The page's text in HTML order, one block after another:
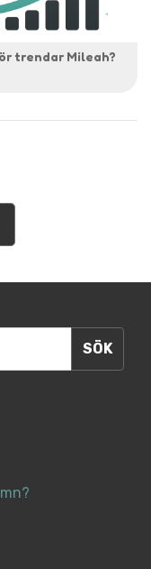
trendar Mileah?